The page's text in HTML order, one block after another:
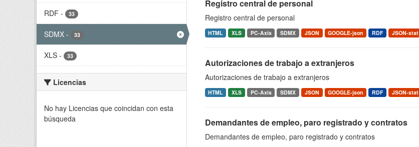
RDF - 33
SDMX - 33
XLS - 33
Licencias
No hay Licencias que coincidan con esta
búsqueda
Registro central de personal
Registro central de personal
HTML XLS PC-Axis SDMX JSON GOOGLE-json RDF JSON-stat
Autorizaciones de trabajo a extranjeros
Autorizaciones de trabajo a extranjeros
HTML XLS PC-Axis SDMX JSON GOOGLE-json RDF JSON-stat
Demandantes de empleo, paro registrado y contratos
Demandantes de empleo, paro registrado y contratos